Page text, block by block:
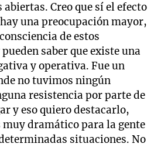
abiertas. Creo que sí el efecto
una preocupación mayor,
de estos
saber que existe una
y operativa. Fue un
no tuvimos ningún
resistencia por parte de
y eso quiero destacarlo,
muy dramático para la gente
situaciones. No